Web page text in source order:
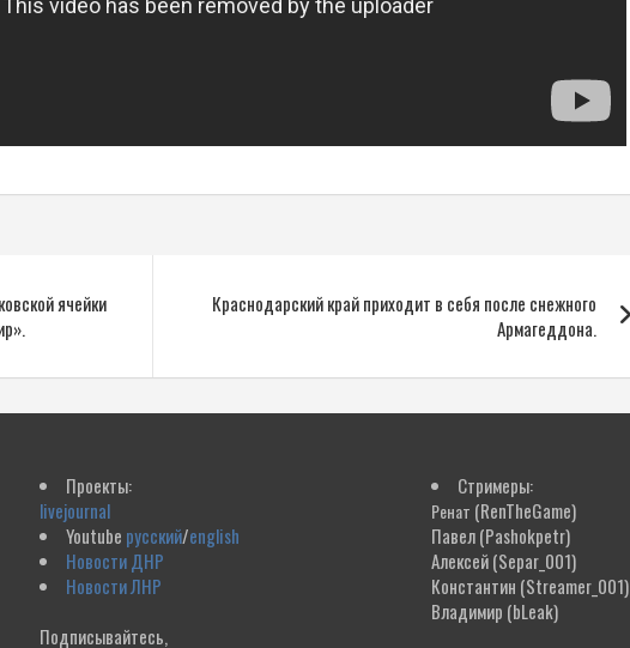
ячейки
Краснодарский край приходит в себя после снежного
Армагеддона.
Проекты:
livejournal
Youtube русский/english
Новости ДНР
Новости ЛНР
Подписывайтесь,
Стримеры:
Ренат (RenTheGame)
Павел(Pashokpetr)
Алексей(Separ_001)
Константин (Streamer_001)
Владимир (bLeak)